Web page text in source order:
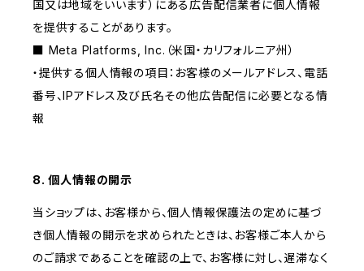
国又は地域をいいます）にある広告配信業者に個人情報
を提供することがあります。
■ Meta Platforms, Inc.（米国・カリフォルニア州）
・提供する個人情報の項目：お客様のメールアドレス、電話
番号、IPアドレス及び氏名その他広告配信に必要となる情
報
8. 個人情報の開示
当ショップは、お客様から、個人情報保護法の定めに基づ
き個人情報の開示を求められたときは、お客様ご本人から
のご請求であることを確認の上で、お客様に対し、遅滞なく